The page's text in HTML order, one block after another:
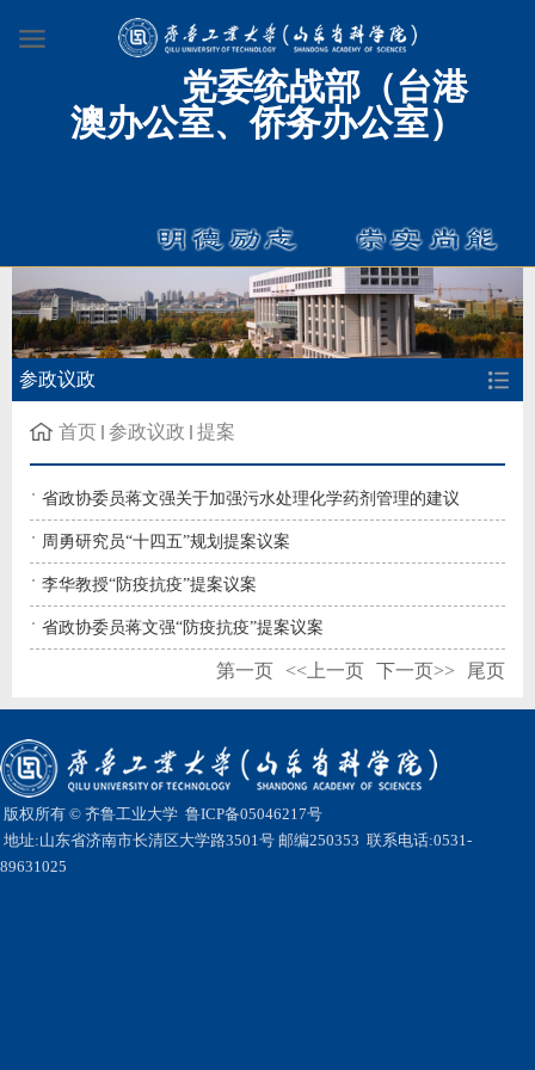
党委统战部（台港
澳办公室、侨务办公室）
参政议政
首页 参政议政 提案
省政协委员蒋文强关于加强污水处理化学药剂管理的建议
周勇研究员“十四五”规划提案议案
李华教授“防疫抗疫”提案议案
省政协委员蒋文强“防疫抗疫”提案议案
第一页 <<上一页 下一页>> 尾页
版权所有 © 齐鲁工业大学 鲁ICP备05046217号
地址:山东省济南市长清区大学路3501号 邮编250353 联系电话:0531-
89631025